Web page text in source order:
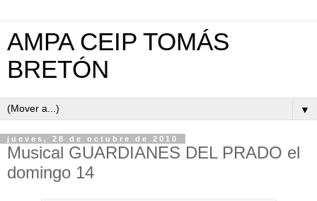
AMPA CEIP TOMÁS
BRETÓN
▼
jueves, 28 de octubre de 2010
Musical GUARDIANES DEL PRADO el
domingo 14